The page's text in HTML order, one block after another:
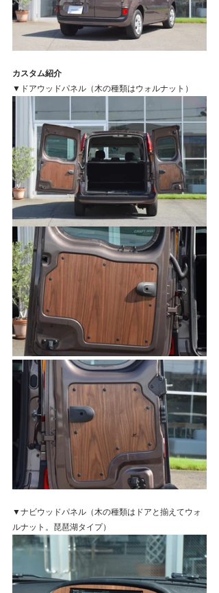
カスタム紹介
▼ドアウッドパネル（木の種類はウォルナット）
▼ナビウッドパネル （木の種類はドアと揃えてウォ
ルナット。琵琶湖タイプ）